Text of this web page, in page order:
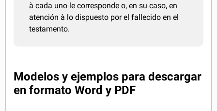
à cada uno le corresponde o, en su caso, en
atención à lo dispuesto por el fallecido en el
testamento.
Modelos y ejemplos para descargar
en formato Word y PDF